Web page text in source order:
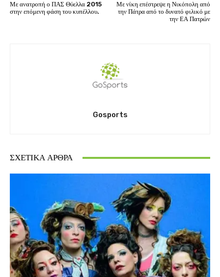
Με ανατροπή ο ΠΑΣ Θύελλα 2015
στην επόμενη φάση του κυπέλλου.
Με νίκη επέστρεψε η Νικόπολη από
την Πάτρα από το δυνατό φιλικό με
την ΕΑ Πατρών
Gosports
ΣΧΕΤΙΚΆ ΆΡΘΡΑ